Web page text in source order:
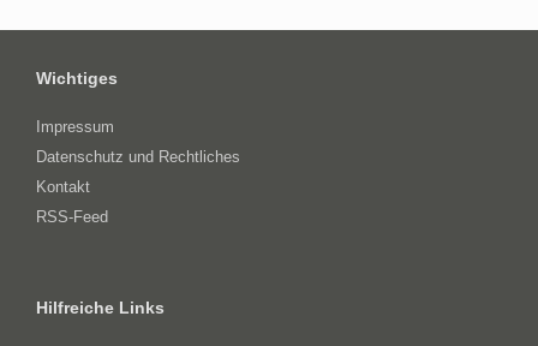
Wichtiges
Impressum
Datenschutz und Rechtliches
Kontakt
RSS-Feed
Hilfreiche Links